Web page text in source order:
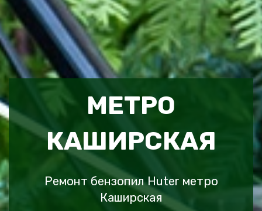
МЕТРО
КАШИРСКАЯ
Ремонт бензопил Huter метро
Каширская